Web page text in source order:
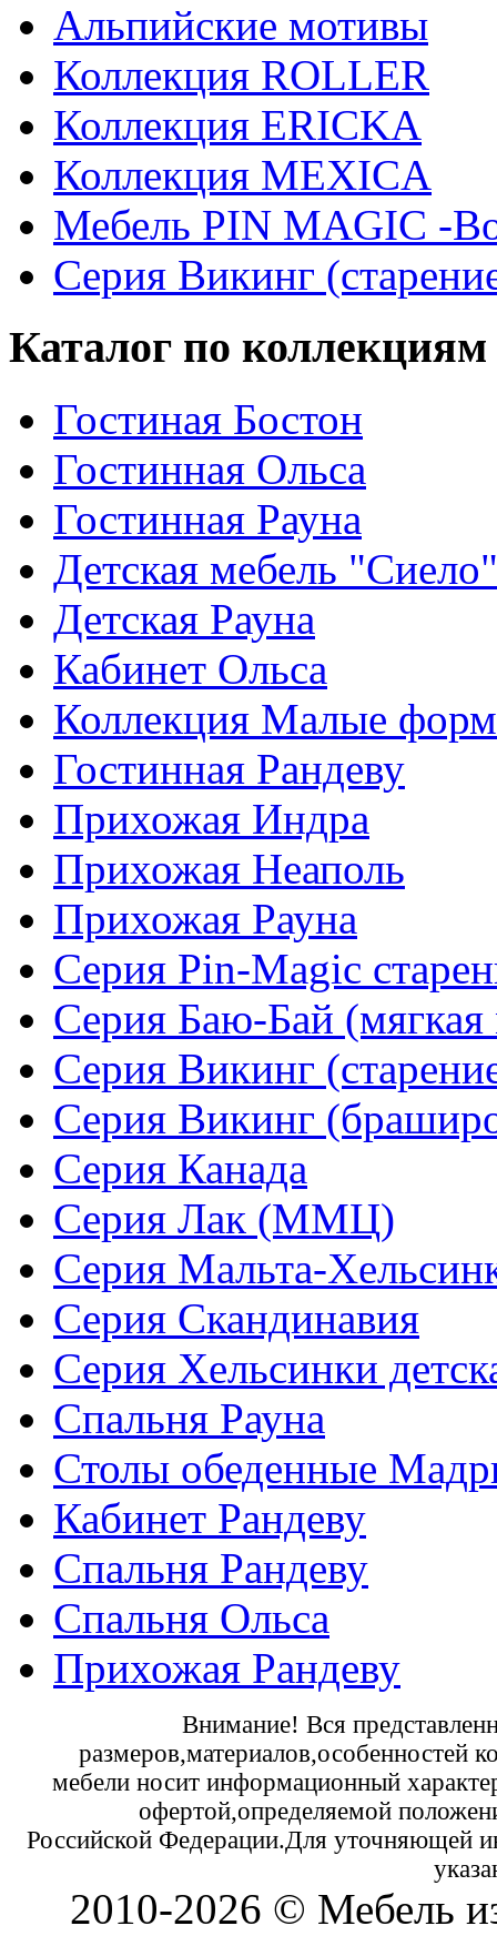
Альпийские мотивы
Коллекция ROLLER
Коллекция ERICKA
Коллекция MEXICA
Мебель PIN MAGIС -
Серия Викинг
Каталог по коллекциям
Гостиная Бостон
Гостинная Ольса
Гостинная Рауна
Детская мебель "Сиело"
Детская Рауна
Кабинет Ольса
Коллекция Малые
Гостинная Рандеву
Прихожая Индра
Прихожая Неаполь
Прихожая Рауна
Серия Pin-Magic
Серия Баю-Бай (мягкая
Серия Викинг
Серия Викинг
Серия Канада
Серия Лак (ММЦ)
Серия Мальта-
Серия Скандинавия
Серия Хельсинки
Спальня Рауна
Столы обеденные
Кабинет Рандеву
Спальня Рандеву
Спальня Ольса
Прихожая Рандеву
Внимание! Вся
размеров,материалов,особенностей
мебели носит информационный
офертой,определяемой
Российской Федерации.Для уточняющей
2010-2026 © Мебель